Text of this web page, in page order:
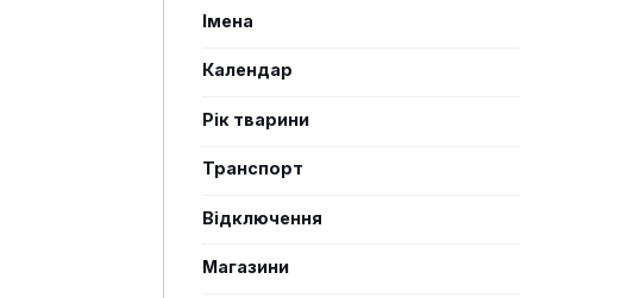
Імена
Календар
Рік тварини
Транспорт
Відключення
Магазини